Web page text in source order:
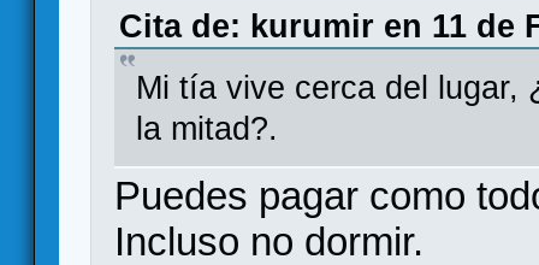
Cita de: kurumir en 11 de
Mi tía vive cerca del lugar,
la mitad?.
Puedes pagar como
Incluso no dormir.